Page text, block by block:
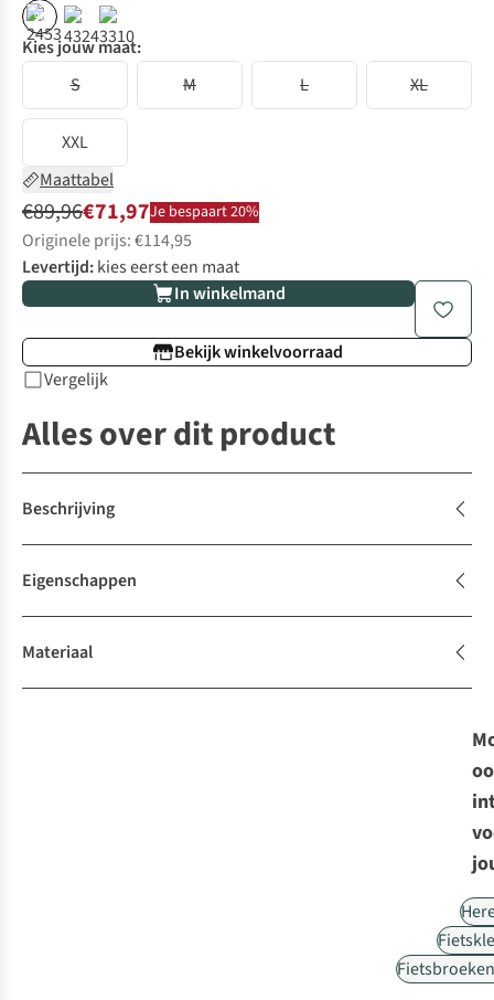
%
Kies jouw maat:
S
M L XL
XXL
Maattabel
€89,96€71,97Je bespaart 20%
Originele prijs: €114,95
Levertijd:kies eerst een maat
In winkelmand
Bekijk winkelvoorraad
Vergelijk
Alles over dit product
Beschrijving
Eigenschappen
Materiaal